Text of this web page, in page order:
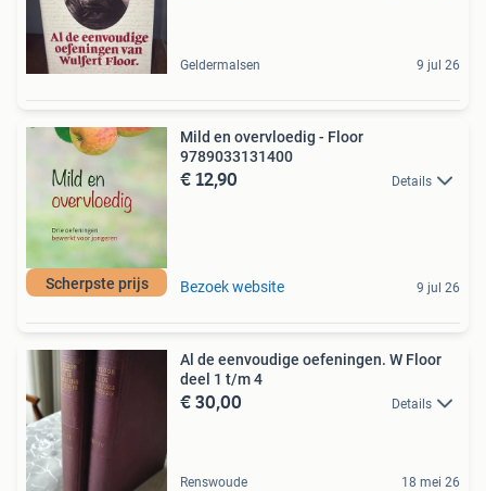
Geldermalsen 9 jul 26
Scherpste prijs
Mild en overvloedig - Floor
9789033131400
€ 12,90 Details
Bezoek website 9 jul 26
Al de eenvoudige oefeningen. W Floor
deel 1 t/m 4
€ 30,00 Details
Renswoude 18 mei 26